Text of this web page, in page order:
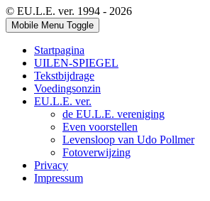
© EU.L.E. ver. 1994 - 2026
Mobile Menu Toggle
Startpagina
UILEN-SPIEGEL
Tekstbijdrage
Voedingsonzin
EU.L.E. ver.
de EU.L.E. vereniging
Even voorstellen
Levensloop van Udo Pollmer
Fotoverwijzing
Privacy
Impressum